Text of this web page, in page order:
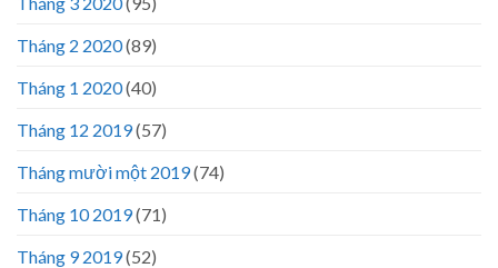
Tháng 2 2020(89)
Tháng 1 2020(40)
Tháng 12 2019(57)
Tháng mười một 2019(74)
Tháng 10 2019(71)
Tháng 9 2019(52)